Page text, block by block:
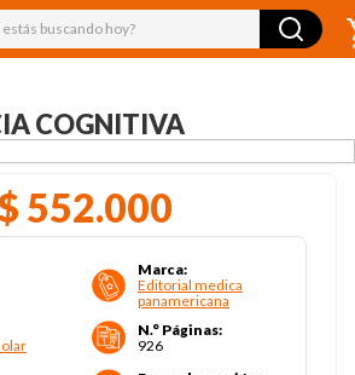
buscando hoy?
COGNITIVA
552.000
Marca:
Editorial medica
panamericana
N.° Páginas:
926